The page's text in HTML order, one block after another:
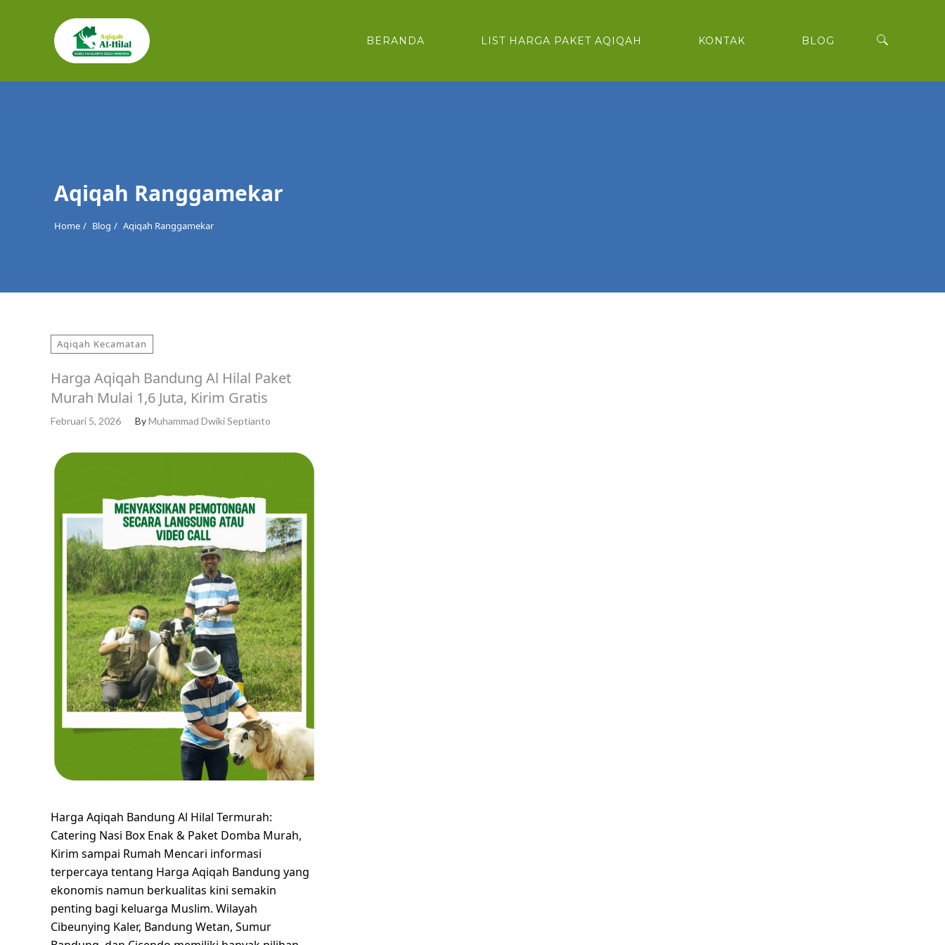
BERANDA LIST HARGA PAKET AQIQAH KONTAK BLOG
Cari
Aqiqah Ranggamekar
Home Blog Aqiqah Ranggamekar
Aqiqah Kecamatan
Harga Aqiqah Bandung Al Hilal Paket
Murah Mulai 1,6 Juta, Kirim Gratis
Februari 5, 2026 ByMuhammad Dwiki Septianto
Harga Aqiqah Bandung Al Hilal Termurah:
Catering Nasi Box Enak & Paket Domba Murah,
Kirim sampai Rumah Mencari informasi
terpercaya tentang Harga Aqiqah Bandung yang
ekonomis namun berkualitas kini semakin
penting bagi keluarga Muslim. Wilayah
Cibeunying Kaler, Bandung Wetan, Sumur